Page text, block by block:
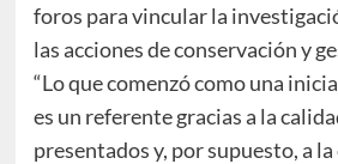
foros para vincular la
las acciones de conservación y
“Lo que comenzó como una
es un referente gracias a la
presentados y, por supuesto, a la